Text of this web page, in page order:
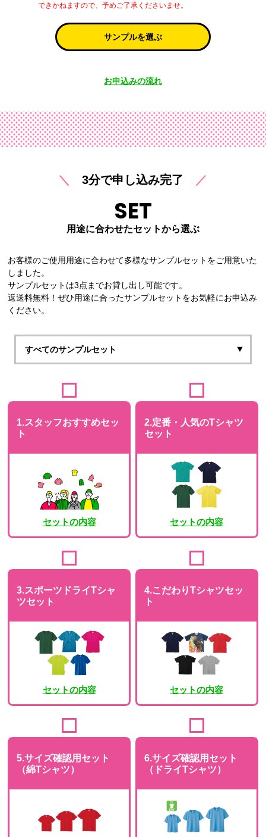
できかねますので、予めご了承くださいませ。
サンプルを選ぶ
お申込みの流れ
＼ 3分で申し込み完了 ／
SET
用途に合わせたセットから選ぶ
お客様のご使用用途に合わせて多様なサンプルセットをご用意いた
しました。
サンプルセットは3点までお貸し出し可能です。
返送料無料！ぜひ用途に合ったサンプルセットをお気軽にお申込み
ください。
1.スタッフおすすめセッ
ト
セットの内容
2.定番・人気のTシャツ
セット
セットの内容
3.スポーツドライTシャ
ツセット
セットの内容
4.こだわりTシャツセッ
ト
セットの内容
5.サイズ確認用セット
（綿Tシャツ）
6.サイズ確認用セット
（ドライTシャツ）